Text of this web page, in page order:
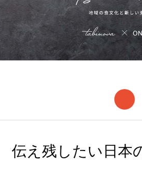
伝え残したい日本